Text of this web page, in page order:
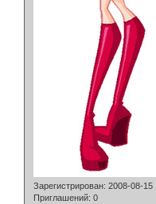
Зарегистрирован: 2008-08-15
Приглашений: 0